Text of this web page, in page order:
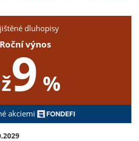
dluhopisy
Roční výnos
9 %
akciemi